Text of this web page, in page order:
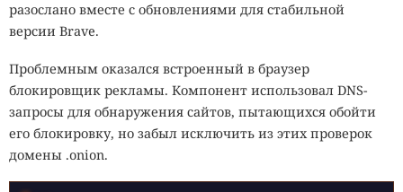
разослано вместе с обновлениями для стабильной
версии Brave.
Проблемным оказался встроенный в браузер
блокировщик рекламы. Компонент использовал DNS-
запросы для обнаружения сайтов, пытающихся обойти
его блокировку, но забыл исключить из этих проверок
домены .onion.